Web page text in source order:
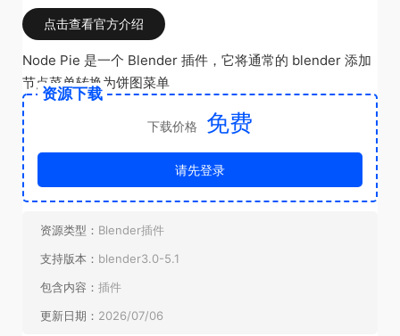
点击查看官方介绍
Node Pie 是一个 Blender 插件，它将通常的 blender 添加
节点菜单转换为饼图菜单
资源下载
下载价格 免费
请先登录
资源类型： Blender插件
支持版本： blender3.0-5.1
包含内容： 插件
更新日期： 2026/07/06